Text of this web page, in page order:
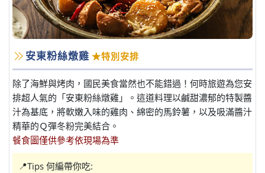
安東粉絲燉雞 ★特別安排
除了海鮮與烤肉，國民美食當然也不能錯過！何時旅遊為您安
排超人氣的「安東粉絲燉雞」。這道料理以鹹甜濃郁的特製醬
汁為基底，將軟嫩入味的雞肉、綿密的馬鈴薯，以及吸滿醬汁
精華的Ｑ彈冬粉完美結合。
餐食圖僅供參考依現場為準
📍Tips 何編帶你吃: